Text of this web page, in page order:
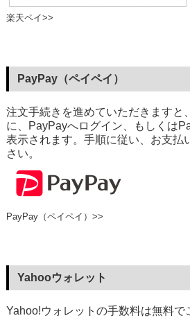
楽天ペイ>>
PayPay（ペイペイ）
注文手続きを進めていただきますと
に、PayPayへログイン、もしくは
表示されます。手順に従い、お支払
さい。
PayPay（ペイペイ）>>
Yahooウォレット
Yahoo!ウォレットの手数料は無料で